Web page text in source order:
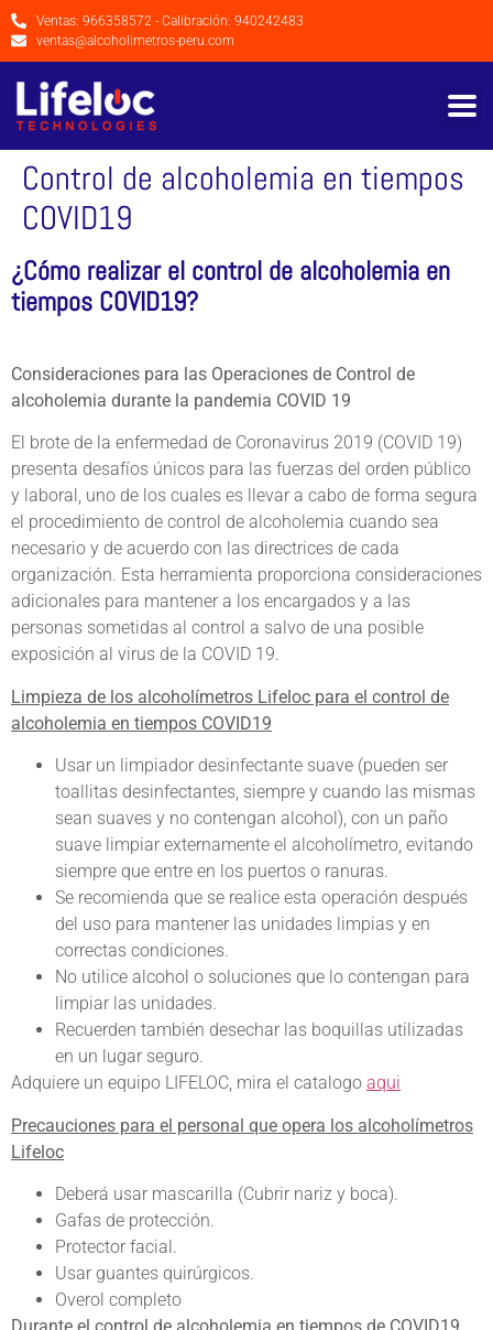
Ventas: 966358572 - Calibración: 940242483
ventas@alcoholimetros-peru.com
Control de alcoholemia en tiempos
COVID19
¿Cómo realizar el control de alcoholemia en
tiempos COVID19?
Consideraciones para las Operaciones de Control de
alcoholemia durante la pandemia COVID 19
El brote de la enfermedad de Coronavirus 2019 (COVID 19)
presenta desafíos únicos para las fuerzas del orden público
y laboral, uno de los cuales es llevar a cabo de forma segura
el procedimiento de control de alcoholemia cuando sea
necesario y de acuerdo con las directrices de cada
organización. Esta herramienta proporciona consideraciones
adicionales para mantener a los encargados y a las
personas sometidas al control a salvo de una posible
exposición al virus de la COVID 19.
Limpieza de los alcoholímetros Lifeloc para el control de
alcoholemia en tiempos COVID19
Usar un limpiador desinfectante suave (pueden ser
toallitas desinfectantes, siempre y cuando las mismas
sean suaves y no contengan alcohol), con un paño
suave limpiar externamente el alcoholímetro, evitando
siempre que entre en los puertos o ranuras.
Se recomienda que se realice esta operación después
del uso para mantener las unidades limpias y en
correctas condiciones.
No utilice alcohol o soluciones que lo contengan para
limpiar las unidades.
Recuerden también desechar las boquillas utilizadas
en un lugar seguro.
Adquiere un equipo LIFELOC, mira el catalogo aqui
Precauciones para el personal que opera los alcoholímetros
Lifeloc
Deberá usar mascarilla (Cubrir nariz y boca).
Gafas de protección.
Protector facial.
Usar guantes quirúrgicos.
Overol completo